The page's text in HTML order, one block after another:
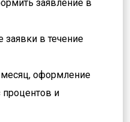
заявление в
заявки в течение
оформление
процентов и